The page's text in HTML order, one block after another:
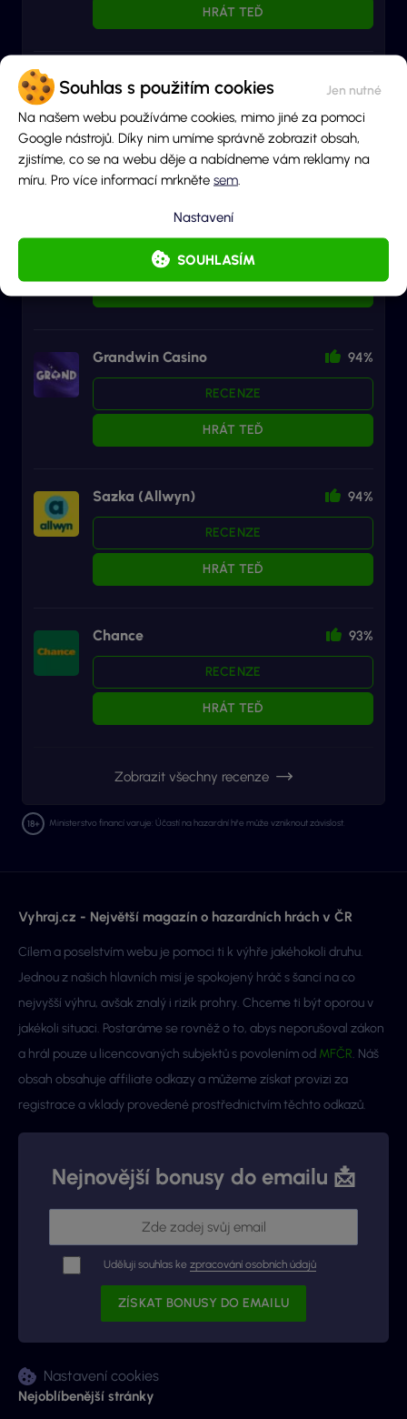
Souhlas s použitím cookies
Na našem webu používáme cookies, mimo jiné za pomoci
Google nástrojů. Díky nim umíme správně zobrazit obsah,
zjistíme, co se na webu děje a nabídneme vám reklamy na
míru. Pro více informací mrkněte sem
SOUHLASÍM
Nastavení
HRÁT TEĎ
Tokyo Casino
RECENZE
HRÁT TEĎ
Herna u Dědka
RECENZE
Grandwin Casino 94%
RECENZE
HRÁT TEĎ
Sazka (Allwyn) 94%
RECENZE
HRÁT TEĎ
Chance 93%
RECENZE
HRÁT TEĎ
Zobrazit všechny recenze
Ministerstvo financí varuje: Účastí na hazardní hře může vzniknout závislost.
Vyhraj.cz - Největší magazín o hazardních hrách v ČR
Cílem a poselstvím webu je pomoci ti k výhře jakéhokoli druhu.
Jednou z našich hlavních misí je spokojený hráč s šancí na co
nejvyšší výhru, avšak znalý i rizik prohry. Chceme ti být oporou v
jakékoli situaci. Postaráme se rovněž o to, abys neporušoval zákon
a hrál pouze u licencovaných subjektů s povolením od MFČR. Náš
obsah obsahuje affiliate odkazy a můžeme získat provizi za
registrace a vklady provedené prostřednictvím těchto odkazů.
Nejnovější bonusy do emailu 📩
Uděluji souhlas ke zpracování osobních údajů
Nastavení cookies
Nejoblíbenější stránky